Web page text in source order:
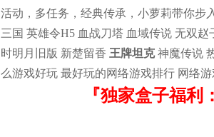
活动，多任务，经典传承，小萝莉带你步
三国 英雄令H5 血战刀塔 血域传说 无双
时明月旧版 新楚留香 王牌坦克神魔传说
么游戏好玩 最好玩的网络游戏排行 网络
『独家盒子福利